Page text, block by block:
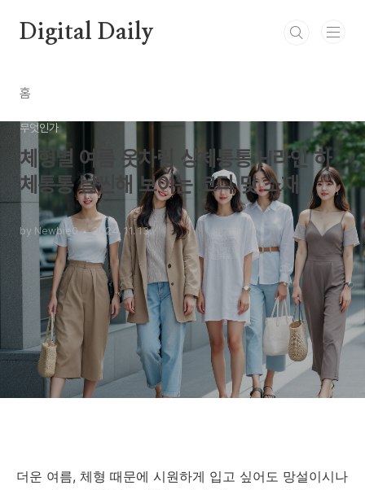
Digital Daily
홈
무엇인가
체형별 여름 옷차림 상체통통 H라인 하
체통통 날씬해 보이는 코디 및 소재
by Newbie0 2024. 11. 13.
더운 여름, 체형 때문에 시원하게 입고 싶어도 망설이시나